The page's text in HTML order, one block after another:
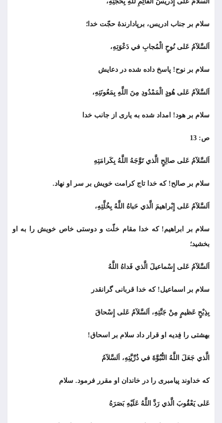
سلام بر جناب ادريس، برپادارندۀ حجّت خدا؛
اَلسَّلآمُ عَلى نُوحٍ الْمُجابِ في دَعْوَتِهِ،
سلام بر نوح! پاسخ داده شده در دعايش
اَلسَّلآمُ عَلى هُودٍ الْمَمْدُودِ مِنَ اللَّهِ بِمَعُونَتِهِ،
سلام بر هود! امداد شده به یاری از جانب خدا
ص: 13
اَلسَّلآمُ عَلى صالِحٍ الَّذي تَوَّجَهُ اللَّهُ بِكَرامَتِهِ
سلام بر صالح! كه خدا تاج كرامت خویش بر سر او نهاد.
اَلسَّلآمُ عَلى إِبْراهيمَ الَّذي حَباهُ اللَّهُ بِخُلَّتِهِ،
سلام بر ابراهيم! كه خدا مقام خلّت و دوستى خاص خویش را به او
بخشيد؛
اَلسَّلآمُ عَلى إِسْماعيلَ الَّذي فَداهُ اللَّهُ
سلام بر اسماعيل! كه خدا قربانى گرانقدر
بِذِبْحٍ عَظيمٍ مِنْ جَنَّتِهِ، اَلسَّلآمُ عَلى إِسْحاقَ
بهشتی را فِديه او قرار داد سلام بر اسحاق!
الَّذي جَعَلَ اللَّهُ النُّبُوَّةَ في ذُرِّيَّتِهِ، اَلسَّلآمُ
كه خداوند پيامبرى را در خاندان او مقرر فرمود. سلام
عَلى يَعْقُوبَ الَّذي رَدَّ اللَّهُ عَلَيْهِ بَصَرَهُ